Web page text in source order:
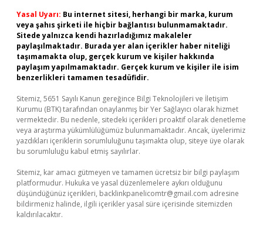
Yasal Uyarı: Bu internet sitesi, herhangi bir marka, kurum
veya şahıs şirketi ile hiçbir bağlantısı bulunmamaktadır.
Sitede yalnızca kendi hazırladığımız makaleler
paylaşılmaktadır. Burada yer alan içerikler haber niteliği
taşımamakta olup, gerçek kurum ve kişiler hakkında
paylaşım yapılmamaktadır. Gerçek kurum ve kişiler ile isim
benzerlikleri tamamen tesadüfidir.
Sitemiz, 5651 Sayılı Kanun gereğince Bilgi Teknolojileri ve İletişim
Kurumu (BTK) tarafından onaylanmış bir Yer Sağlayıcı olarak hizmet
vermektedir. Bu nedenle, sitedeki içerikleri proaktif olarak denetleme
veya araştırma yükümlülüğümüz bulunmamaktadır. Ancak, üyelerimiz
yazdıkları içeriklerin sorumluluğunu taşımakta olup, siteye üye olarak
bu sorumluluğu kabul etmiş sayılırlar.
Sitemiz, kar amacı gütmeyen ve tamamen ücretsiz bir bilgi paylaşım
platformudur. Hukuka ve yasal düzenlemelere aykırı olduğunu
düşündüğünüz içerikleri, backlinkpanelicomtr@gmail.com adresine
bildirmeniz halinde, ilgili içerikler yasal süre içerisinde sitemizden
kaldırılacaktır.